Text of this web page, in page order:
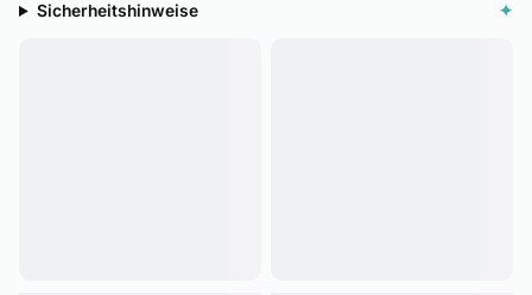
Sicherheitshinweise ✦